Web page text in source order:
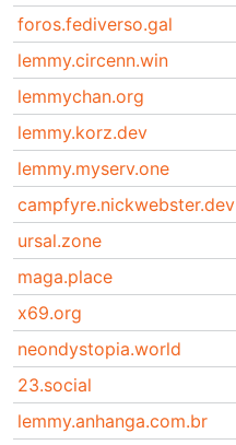
foros.fediverso.gal
lemmy.circenn.win
lemmychan.org
lemmy.korz.dev
lemmy.myserv.one
campfyre.nickwebster.dev
ursal.zone
maga.place
x69.org
neondystopia.world
23.social
lemmy.anhanga.com.br